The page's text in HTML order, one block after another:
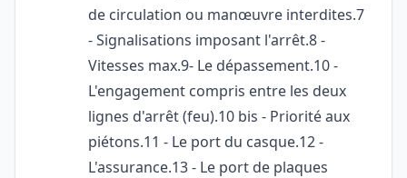
de circulation ou manœuvre interdites.7
- Signalisations imposant l'arrêt.8 -
Vitesses max.9- Le dépassement.10 -
L'engagement compris entre les deux
lignes d'arrêt (feu).10 bis - Priorité aux
piétons.11 - Le port du casque.12 -
L'assurance.13 - Le port de plaques